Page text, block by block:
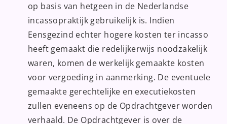
op basis van hetgeen in de Nederlandse
incassopraktijk gebruikelijk is. Indien
Eensgezind echter hogere kosten ter incasso
heeft gemaakt die redelijkerwijs noodzakelijk
waren, komen de werkelijk gemaakte kosten
voor vergoeding in aanmerking. De eventuele
gemaakte gerechtelijke en executiekosten
zullen eveneens op de Opdrachtgever worden
verhaald. De Opdrachtgever is over de